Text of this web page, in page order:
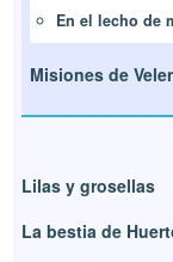
En el lecho de
Misiones de
Lilas y grosellas
La bestia de